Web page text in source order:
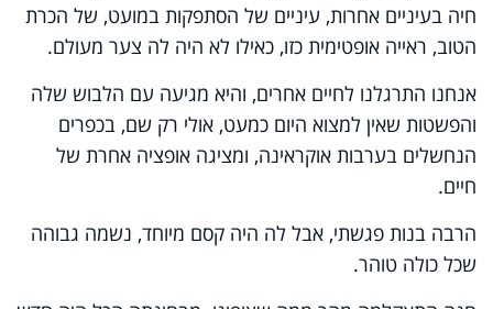
חיה בעיניים אחרות, עיניים של הסתפקות במועט, של הכרת
הטוב, ראייה אופטימית כזו, כאילו לא היה לה צער מעולם.
אנחנו התרגלנו לחיים אחרים, והיא מגיעה עם הלבוש שלה
והפשטות שאין למצוא היום כמעט, אולי רק שם, בכפרים
הנחשלים בערבות אוקראינה, ומציגה אופציה אחרת של
חיים.
הרבה בנות פגשתי, אבל לה היה קסם מיוחד, נשמה גבוהה
שכל כולה טוהר.